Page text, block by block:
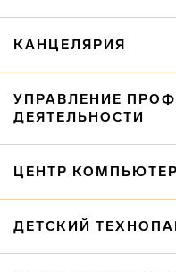
КАНЦЕЛЯРИЯ
УПРАВЛЕНИЕ
ДЕЯТЕЛЬНОСТИ
ЦЕНТР
ДЕТСКИЙ